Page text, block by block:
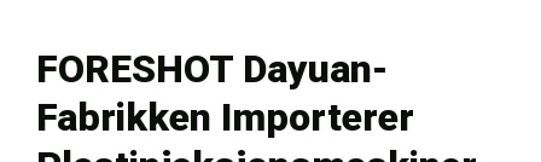
FORESHOT Dayuan-
Fabrikken Importerer